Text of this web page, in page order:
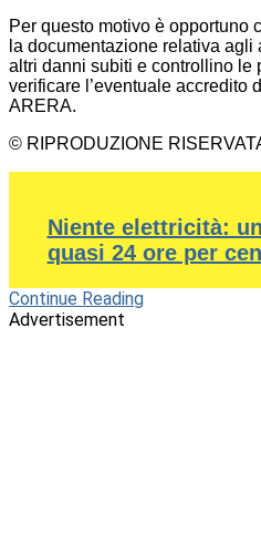
Per questo motivo è opportuno
la documentazione relativa
altri danni subiti e controllino le
verificare l’eventuale accredito
ARERA.
© RIPRODUZIONE
Niente elettricità:
quasi 24 ore per
Continue Reading
Advertisement